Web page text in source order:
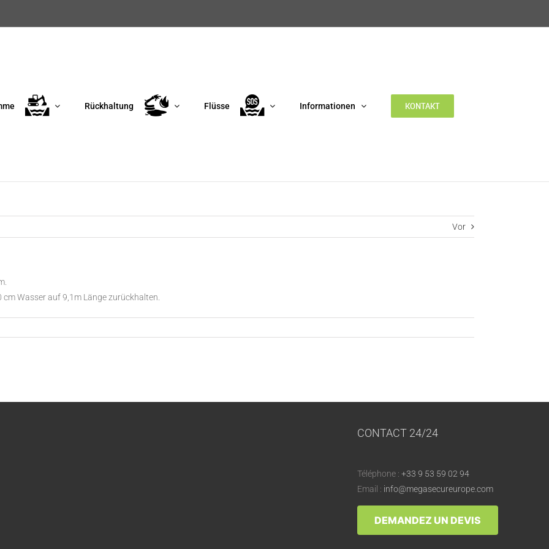
Rückhaltung Flüsse Informationen KONTAKT
Vor
Wasser auf 9,1m Länge zurückhalten.
CONTACT 24/24
Téléphone :+33 9 53 59 02 94
Email : info@megasecureurope.com
DEMANDEZ UN DEVIS